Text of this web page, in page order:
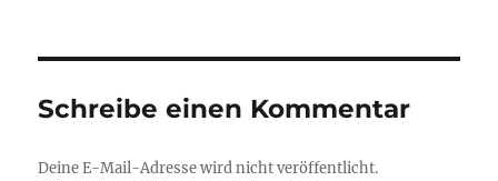
Schreibe einen Kommentar
Deine E-Mail-Adresse wird nicht veröffentlicht.